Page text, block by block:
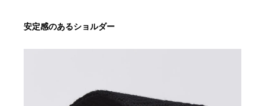
安定感のあるショルダー